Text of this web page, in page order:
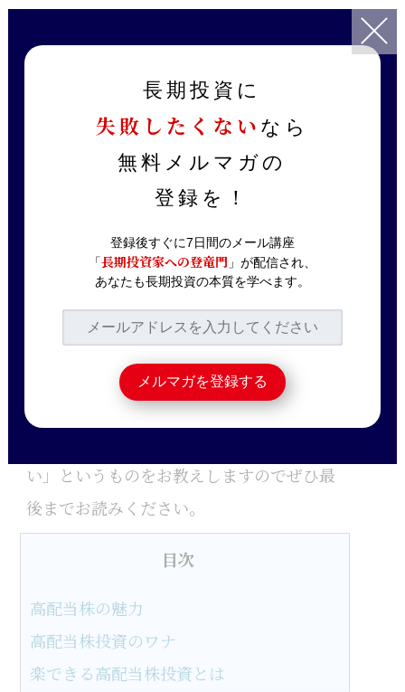
高配当株を選ぶのに疲れたあなたに贈る最高のETF
投資戦略
高配当株を選ぶのに疲
れたあなたに贈る最高
のETF
高配当株投資は大変魅力的なものではあり
ますが、一方で銘柄選びが面倒くさい、ど
れが正解なのか分からないという方も多い
かと思います。
い」というものをお教えしますのでぜひ最
後までお読みください。
目次
高配当株の魅力
高配当株投資のワナ
楽できる高配当株投資とは
長期投資に
失敗したくない なら
無料メルマガの
登録を！
登録後すぐに7日間のメール講座
「長期投資家への登竜門」が配信され、
あなたも長期投資の本質を学べます。